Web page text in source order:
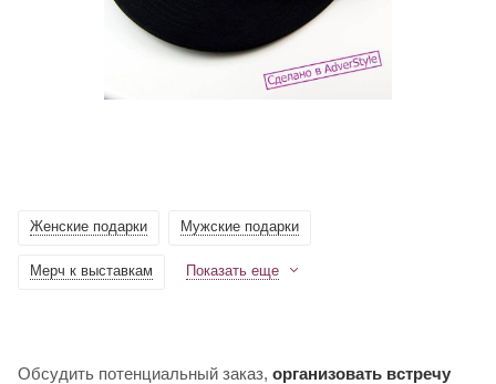
Женские подарки Мужские подарки
Мерч к выставкам Показать еще
Обсудить потенциальный заказ, организовать встречу